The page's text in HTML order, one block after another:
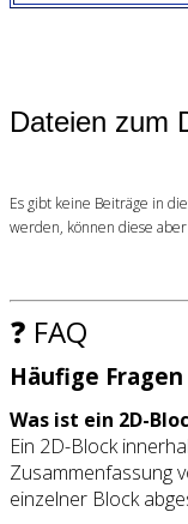
Dateien zum
Es gibt keine Beiträge in
werden, können diese
❓ FAQ
Häufige
Was ist ein 2D-
Ein 2D-Block
Zusammenfassung
einzelner Block